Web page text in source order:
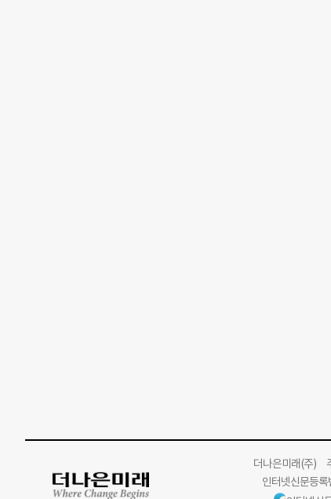
더나은미래(주)주
인터넷신문등